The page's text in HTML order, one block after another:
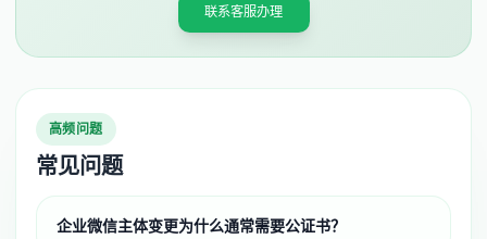
联系客服办理
高频问题
常见问题
企业微信主体变更为什么通常需要公证书？